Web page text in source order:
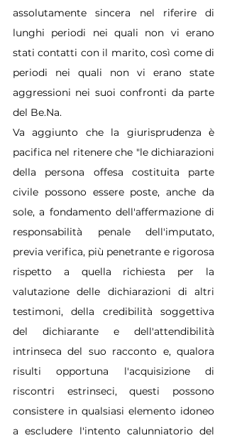
assolutamente sincera nel riferire di
lunghi periodi nei quali non vi erano
stati contatti con il marito, così come di
periodi nei quali non vi erano state
aggressioni nei suoi confronti da parte
del Be.Na.
Va aggiunto che la giurisprudenza è
pacifica nel ritenere che "le dichiarazioni
della persona offesa costituita parte
civile possono essere poste, anche da
sole, a fondamento dell'affermazione di
responsabilità penale dell'imputato,
previa verifica, più penetrante e rigorosa
rispetto a quella richiesta per la
valutazione delle dichiarazioni di altri
testimoni, della credibilità soggettiva
del dichiarante e dell'attendibilità
intrinseca del suo racconto e, qualora
risulti opportuna l'acquisizione di
riscontri estrinseci, questi possono
consistere in qualsiasi elemento idoneo
a escludere l'intento calunniatorio del